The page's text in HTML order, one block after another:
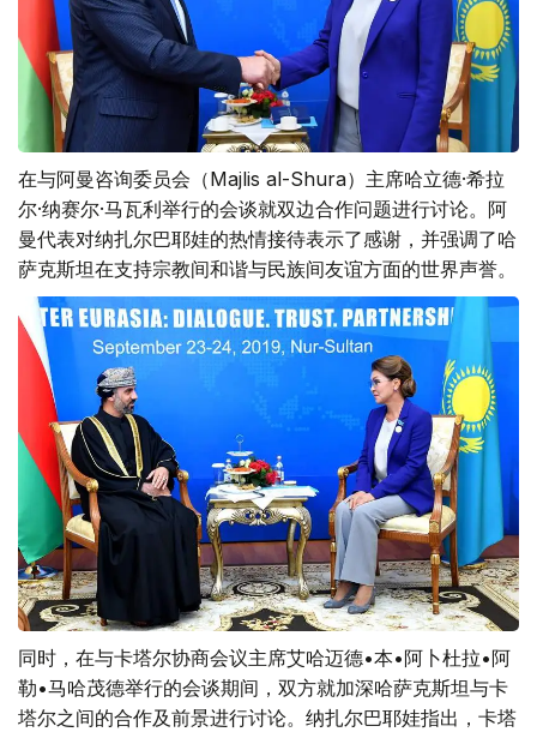
在与阿曼咨询委员会（Majlis al-Shura）主席哈立德·希拉
尔·纳赛尔·马瓦利举行的会谈就双边合作问题进行讨论。阿
曼代表对纳扎尔巴耶娃的热情接待表示了感谢，并强调了哈
萨克斯坦在支持宗教间和谐与民族间友谊方面的世界声誉。
同时，在与卡塔尔协商会议主席艾哈迈德•本•阿卜杜拉•阿
勒•马哈茂德举行的会谈期间，双方就加深哈萨克斯坦与卡
塔尔之间的合作及前景进行讨论。纳扎尔巴耶娃指出，卡塔